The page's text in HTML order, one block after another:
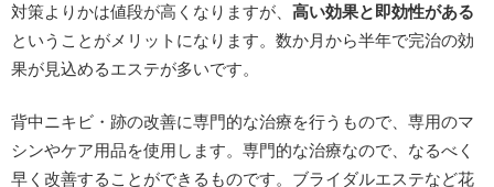
対策よりかは値段が高くなりますが、 高い効果と即効性がある
ということがメリットになります。数か月から半年で完治の効
果が見込めるエステが多いです。
背中ニキビ・跡の改善に専門的な治療を行うもので、専用のマ
シンやケア用品を使用します。専門的な治療なので、なるべく
早く改善することができるものです。ブライダルエステなど花